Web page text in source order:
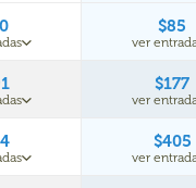
$85
ver
$177
ver
$405
ver